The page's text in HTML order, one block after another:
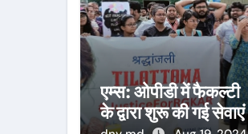
एम्स: ओपीडी में फैकल्टी
के द्वारा शुरू की गई सेवाएं